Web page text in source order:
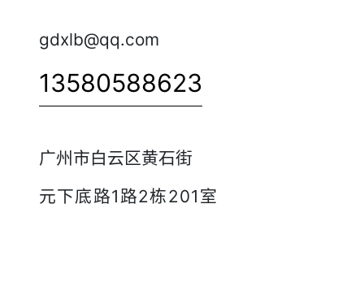
gdxlb@qq.com
13580588623
广州市白云区黄石街
元下底路1路2栋201室